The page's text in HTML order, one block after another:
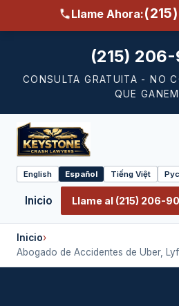
Llame Ahora:
(215)
CONSULTA GRATUITA - NO
QUE
Select
language
English Español Tiếng Việt
Inicio Llame al (215) 206-
Inicio›
Abogado de Accidentes de Uber,